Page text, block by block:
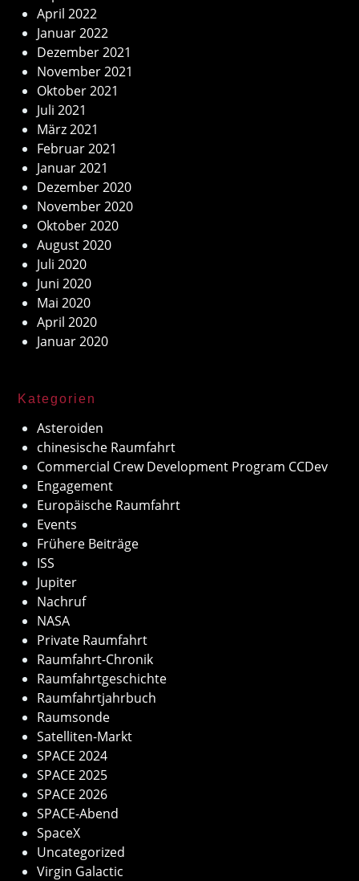
April 2022
Januar 2022
Dezember 2021
November 2021
Oktober 2021
Juli 2021
März 2021
Februar 2021
Januar 2021
Dezember 2020
November 2020
Oktober 2020
August 2020
Juli 2020
Juni 2020
Mai 2020
April 2020
Januar 2020
Kategorien
Asteroiden
chinesische Raumfahrt
Commercial Crew Development Program CCDev
Engagement
Europäische Raumfahrt
Events
Frühere Beiträge
ISS
Jupiter
Nachruf
NASA
Private Raumfahrt
Raumfahrt-Chronik
Raumfahrtgeschichte
Raumfahrtjahrbuch
Raumsonde
Satelliten-Markt
SPACE 2024
SPACE 2025
SPACE 2026
SPACE-Abend
SpaceX
Uncategorized
Virgin Galactic